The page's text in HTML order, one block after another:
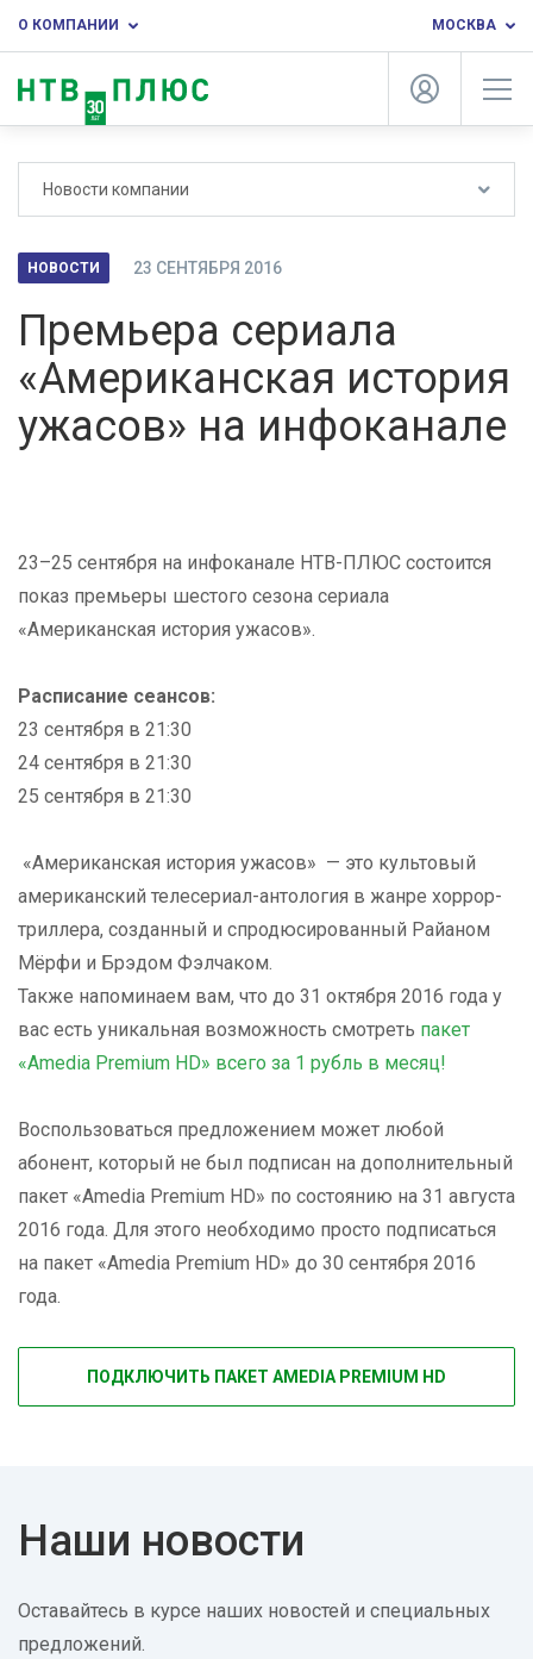
О КОМПАНИИ МОСКВА
Новости компании
НОВОСТИ 23 СЕНТЯБРЯ 2016
Премьера сериала
«Американская история
ужасов» на инфоканале
23–25 сентября на инфоканале НТВ-ПЛЮС состоится
показ премьеры шестого сезона сериала
«Американская история ужасов».
Расписание сеансов:
23 сентября в 21:30
24 сентября в 21:30
25 сентября в 21:30
«Американская история ужасов» — это культовый
американский телесериал-антология в жанре хоррор-
триллера, созданный и спродюсированный Райаном
Мёрфи и Брэдом Фэлчаком.
Также напоминаем вам, что до 31 октября 2016 года у
вас есть уникальная возможность смотреть пакет
«Amedia Premium HD» всего за 1 рубль в месяц!
Воспользоваться предложением может любой
абонент, который не был подписан на дополнительный
пакет «Amedia Premium HD» по состоянию на 31 августа
2016 года. Для этого необходимо просто подписаться
на пакет «Amedia Premium HD» до 30 сентября 2016
года.
ПОДКЛЮЧИТЬ ПАКЕТ AMEDIA PREMIUM HD
Наши новости
Оставайтесь в курсе наших новостей и специальных
предложений.